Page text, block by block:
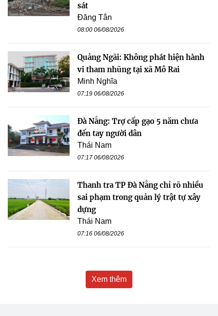
sát
Đăng Tân
08:00 06/08/2026
Quảng Ngãi: Không phát hiện hành
vi tham nhũng tại xã Mô Rai
Minh Nghĩa
07:19 06/08/2026
Đà Nẵng: Trợ cấp gạo 5 năm chưa
đến tay người dân
Thái Nam
07:17 06/08/2026
Thanh tra TP Đà Nẵng chỉ rõ nhiều
sai phạm trong quản lý trật tự xây
dựng
Thái Nam
07:16 06/08/2026
Xem thêm